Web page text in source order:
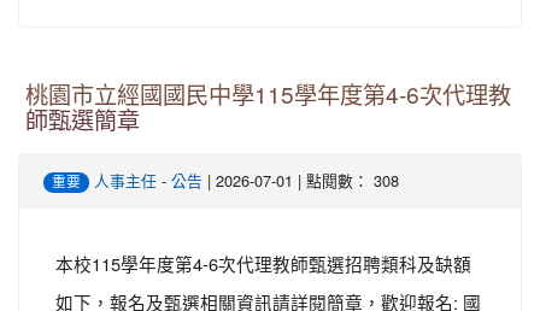
桃園市立經國國民中學115學年度第4-6次代理教
師甄選簡章
重要 人事主任 - 公告 | 2026-07-01 | 點閱數： 308
本校115學年度第4-6次代理教師甄選招聘類科及缺額
如下，報名及甄選相關資訊請詳閱簡章，歡迎報名: 國